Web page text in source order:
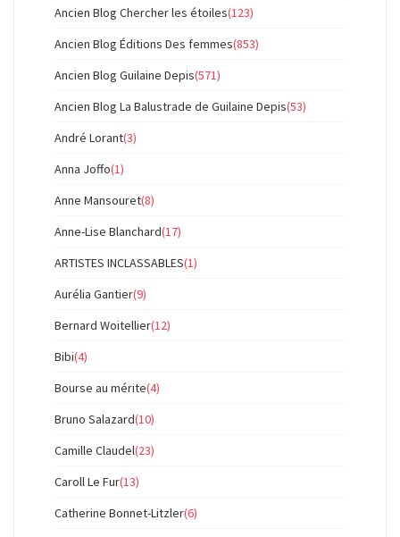
Ancien Blog Chercher les étoiles(123)
Ancien Blog Éditions Des femmes(853)
Ancien Blog Guilaine Depis(571)
Ancien Blog La Balustrade de Guilaine Depis(53)
André Lorant(3)
Anna Joffo(1)
Anne Mansouret(8)
Anne-Lise Blanchard(17)
ARTISTES INCLASSABLES(1)
Aurélia Gantier(9)
Bernard Woitellier(12)
Bibi(4)
Bourse au mérite(4)
Bruno Salazard(10)
Camille Claudel(23)
Caroll Le Fur(13)
Catherine Bonnet-Litzler(6)